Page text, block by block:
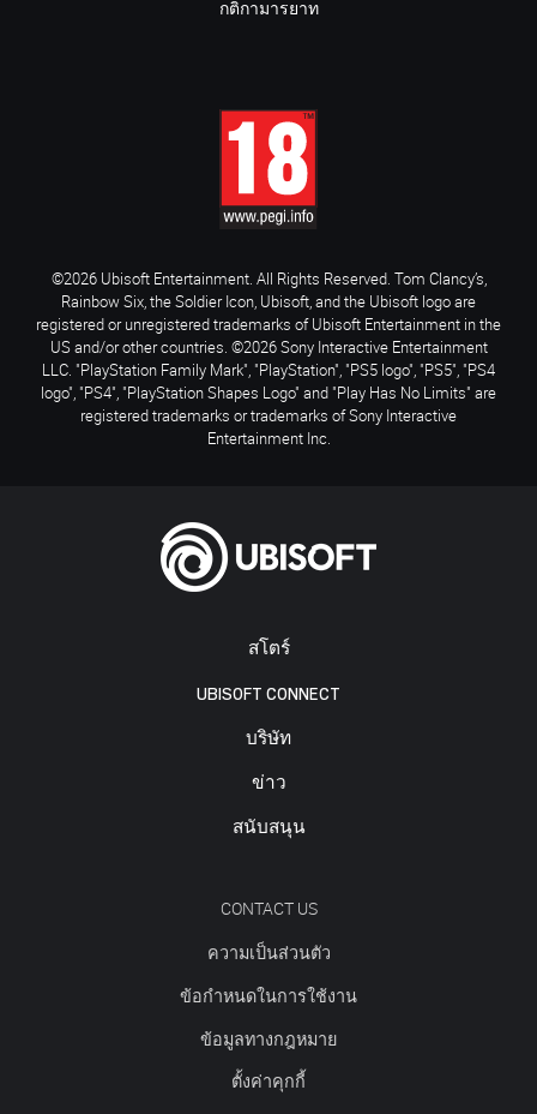
สโตร์
UBISOFT CONNECT
บริษัท
ข่าว
สนับสนุน
CONTACT US
ความเป็นส่วนตัว
ข้อกำหนดในการใช้งาน
ข้อมูลทางกฎหมาย
ตั้งค่าคุกกี้
กติกามารยาท
©2026 Ubisoft Entertainment. All Rights Reserved. Tom Clancy’s,
Rainbow Six, the Soldier Icon, Ubisoft, and the Ubisoft logo are
registered or unregistered trademarks of Ubisoft Entertainment in the
US and/or other countries. ©2026 Sony Interactive Entertainment
LLC. "PlayStation Family Mark", "PlayStation", "PS5 logo", "PS5", "PS4
logo", "PS4", "PlayStation Shapes Logo" and "Play Has No Limits" are
registered trademarks or trademarks of Sony Interactive
Entertainment Inc.